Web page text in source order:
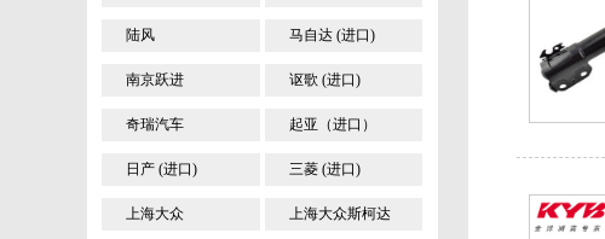
陆风 马自达 (进口)
南京跃进 讴歌 (进口)
奇瑞汽车 起亚（进口）
日产 (进口) 三菱 (进口)
上海大众 上海大众斯柯达